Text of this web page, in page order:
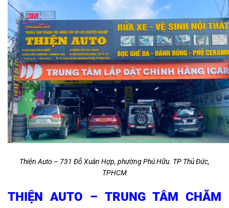
Thiện Auto – 731 Đỗ Xuân Hợp, phường Phú Hữu. TP Thủ Đức,
TPHCM
THIỆN AUTO – TRUNG TÂM CHĂM